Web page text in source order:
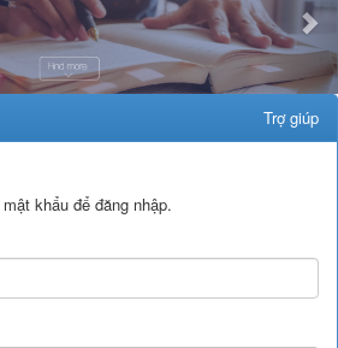
Trợ giúp
khẩu để đăng nhập.